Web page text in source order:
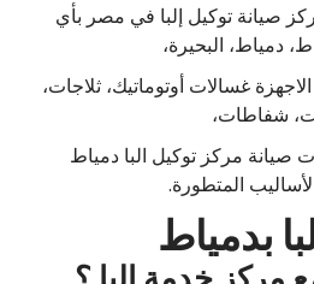
صيانة توكيل إلبا في مصر بأي
دمياط، البحيرة،
غسالات أوتوماتيك، ثلاجات،
شفاطات،
صيانة مركز توكيل البا دمياط
المتطورة.
بدمياط